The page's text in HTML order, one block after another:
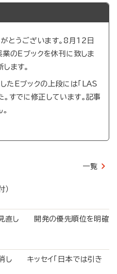
とうございます。8月12日
業のEブックを休刊に致しま
ます。
Eブックの上段には「LAS
。すでに修正しています。記事
一覧
付）
見直し 開発の優先順位を明確
消し キッセイ「日本では引き